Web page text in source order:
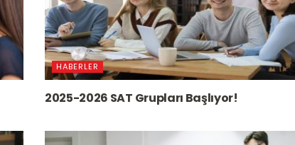
HABERLER
2025-2026 SAT Grupları Başlıyor!